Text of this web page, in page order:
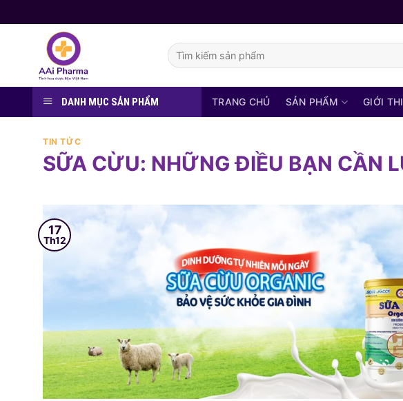
to
Tìm
kiếm:
DANH MỤC SẢN PHẨM TRANG CHỦ SẢN PHẨM GIỚI
TIN TỨC
SỮA CỪU: NHỮNG ĐIỀU BẠN CẦN
17
Th12